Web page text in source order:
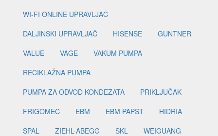
WI-FI ONLINE UPRAVLJAČ
DALJINSKI UPRAVLJAČ
HISENSE
GUNTNER
VALUE
VAGE
VAKUM PUMPA
RECIKLAŽNA PUMPA
PUMPA ZA ODVOD KONDEZATA
PRIKLJUČAK
FRIGOMEC
EBM EBM PAPST
HIDRIA
SPAL
ZIEHL-ABEGG SKL
WEIGUANG